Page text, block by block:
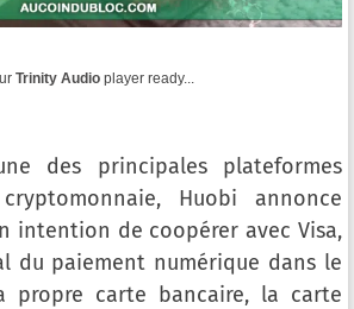
Trinity Audio player ready...
des principales plateformes
Huobi annonce
intention de coopérer avec Visa,
du paiement numérique dans le
propre carte bancaire, la carte